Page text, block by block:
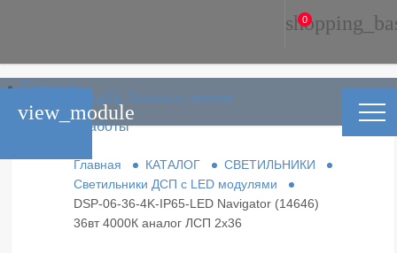
phone_in_talk Заказать звонок
Главная
Каталог
Условия работы
0
Главная КАТАЛОГ
СВЕТИЛЬНИКИ
Светильники ДСП с LED модулями
DSP-06-36-4K-IP65-LED Navigator (14646)
36вт 4000К аналог ЛСП 2х36
view_module